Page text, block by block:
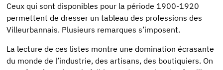
Ceux qui sont disponibles pour la période 1900-1920
permettent de dresser un tableau des professions des
Villeurbannais. Plusieurs remarques s’imposent.
La lecture de ces listes montre une domination écrasante
du monde de l’industrie, des artisans, des boutiquiers. On